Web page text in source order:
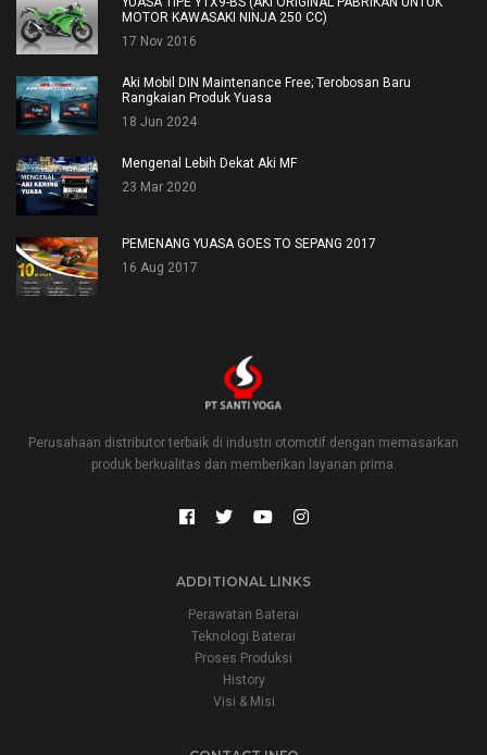
MOTOR KAWASAKI NINJA 250 CC)
17 Nov 2016
Aki Mobil DIN Maintenance Free; Terobosan Baru
Rangkaian Produk Yuasa
18 Jun 2024
Mengenal Lebih Dekat Aki MF
23 Mar 2020
PEMENANG YUASA GOES TO SEPANG 2017
16 Aug 2017
Perusahaan distributor terbaik di industri otomotif dengan memasarkan
produk berkualitas dan memberikan layanan prima.
ADDITIONAL LINKS
Perawatan Baterai
Teknologi Baterai
Proses Produksi
History
Visi & Misi